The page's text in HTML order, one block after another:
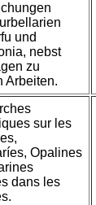
und
nebst
zu
Arbeiten.
sur les
Opalines
dans les